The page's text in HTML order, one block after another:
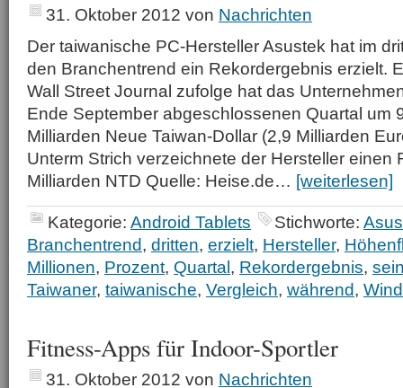
31. Oktober 2012 von Nachrichten
Der taiwanische PC-Hersteller Asustek hat im
den Branchentrend ein Rekordergebnis erzielt.
Wall Street Journal zufolge hat das
Ende September abgeschlossenen Quartal um
Milliarden Neue Taiwan-Dollar (2,9 Milliarden
Unterm Strich verzeichnete der Hersteller einen
Milliarden NTD Quelle: Heise.de… [weiterlesen]
Kategorie: Android Tablets Stichworte:
Branchentrend, dritten, erzielt, Hersteller,
Millionen, Prozent, Quartal, Rekordergebnis,
Taiwaner, taiwanische, Vergleich, während,
Fitness-Apps für Indoor-Sportler
31. Oktober 2012 von Nachrichten